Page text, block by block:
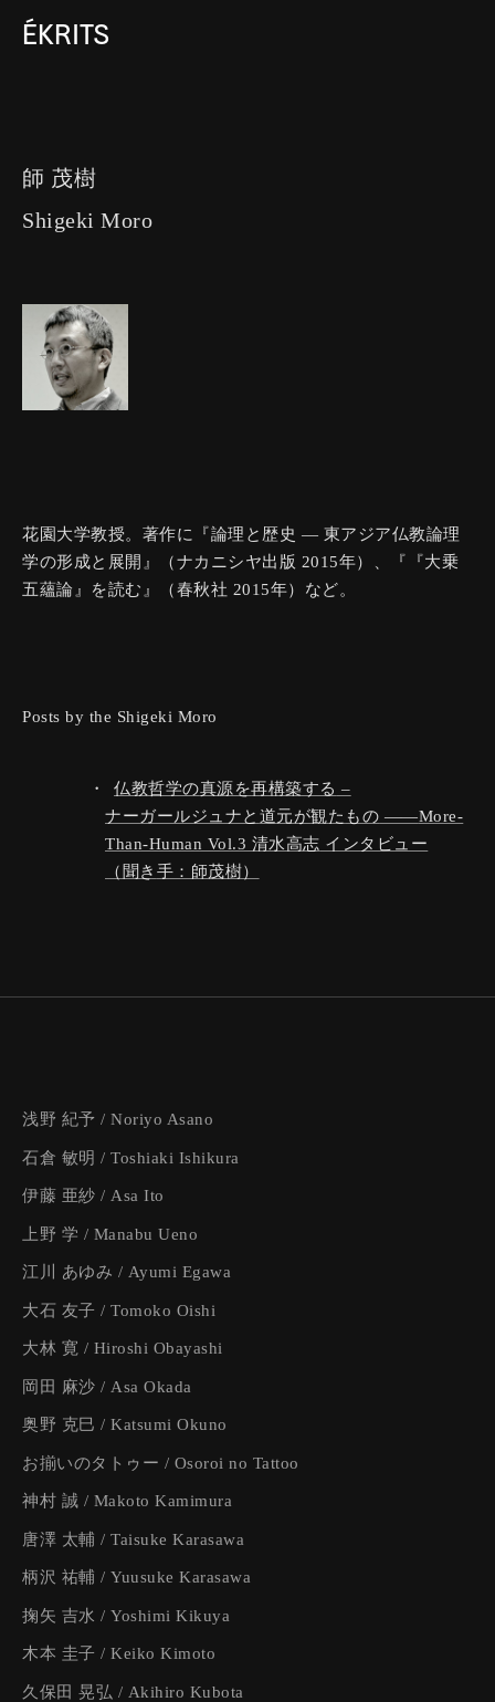
ÉKRITS
師 茂樹
Shigeki Moro
花園大学教授。著作に『論理と歴史 — 東アジア仏教論理
学の形成と展開』（ナカニシヤ出版 2015年）、『『大乗
五蘊論』を読む』（春秋社 2015年）など。
Posts by the Shigeki Moro
仏教哲学の真源を再構築する –
ナーガールジュナと 道元が観た もの
More-
Than-Human Vol.3 清水高志 インタビュー
（聞き 手：師茂樹）
浅野 紀予 / Noriyo Asano
石倉 敏明 / Toshiaki Ishikura
伊藤 亜紗 / Asa Ito
上野 学 / Manabu Ueno
江川 あゆみ / Ayumi Egawa
大石 友子 / Tomoko Oishi
大林 寛 / Hiroshi Obayashi
岡田 麻沙 / Asa Okada
奥野 克巳 / Katsumi Okuno
お揃いのタトゥー / Osoroi no Tattoo
神村 誠 / Makoto Kamimura
唐澤 太輔 / Taisuke Karasawa
柄沢 祐輔 / Yuusuke Karasawa
掬矢 吉水 / Yoshimi Kikuya
木本 圭子 / Keiko Kimoto
久保田 晃弘 / Akihiro Kubota